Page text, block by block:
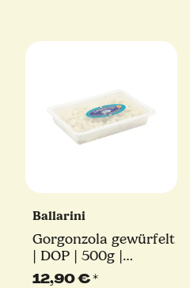
Ballarini
Gorgonzola gewürfelt
| DOP | 500g |
Ballarini
12,90 €*